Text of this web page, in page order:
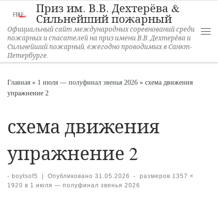
Перейти к содержимому
Приз им. В.В. Дехтерёва &
Сильнейший пожарный
Официальный сайт международных соревнований среди
пожарных и спасателей на приз имени В.В. Дехтерёва и
Сильнейший пожарный, ежегодно проводимых в Санкт-
Петербурге.
Главная » 1 июля — полуфинал звенья 2026 » схема движения
упражнение 2
схема движения
упражнение 2
- boytsof5 Опубликовано 31.05.2026 - размеров 1357 ×
1920 в 1 июля — полуфинал звенья 2026